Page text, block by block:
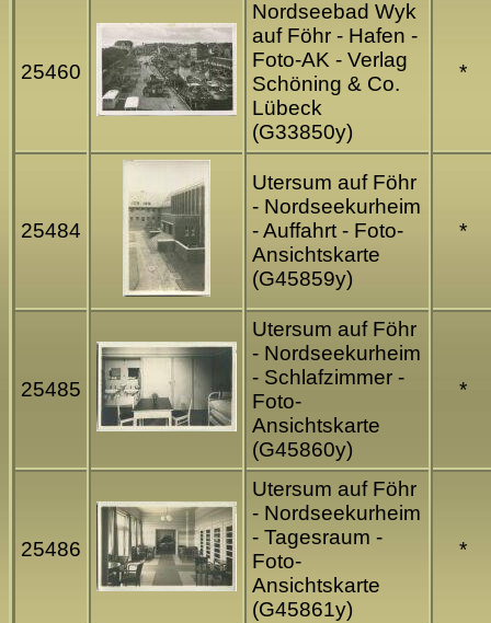
25460
Nordseebad Wyk
auf Föhr - Hafen -
Foto-AK - Verlag
Schöning & Co.
Lübeck
(G33850y)
*
25484
Utersum auf Föhr
- Nordseekurheim
- Auffahrt - Foto-
Ansichtskarte
(G45859y)
*
25485
Utersum auf Föhr
- Nordseekurheim
- Schlafzimmer -
Foto-
Ansichtskarte
(G45860y)
*
25486
Utersum auf Föhr
- Nordseekurheim
- Tagesraum -
Foto-
Ansichtskarte
(G45861y)
*